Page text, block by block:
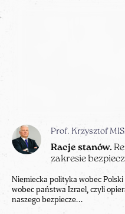
Prof. Krzysztof
Racje stanów.
zakresie
Niemiecka polityka wobec
wobec państwa Izrael, czyli
naszego bezpiecze...